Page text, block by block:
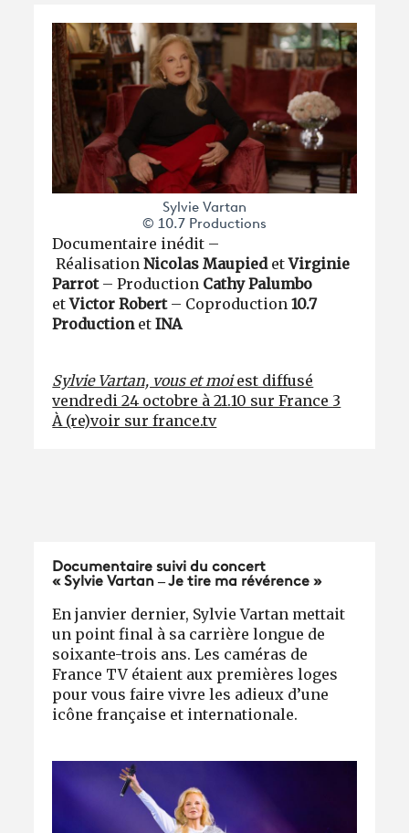
Sylvie Vartan
© 10.7 Productions
Documentaire inédit –
RéalisationNicolas Maupied et Virginie
Parrot– Production Cathy Palumbo
et Victor Robert– Coproduction10.7
Production et INA
Sylvie Vartan, vous et moiest diffusé
vendredi 24 octobre à 21.10 sur France 3
À (re)voir sur france.tv
Documentaire suivi du concert
« Sylvie Vartan – Je tire ma révérence »
En janvier dernier, Sylvie Vartan mettait
un point final à sa carrière longue de
soixante-trois ans. Les caméras de
France TV étaient aux premières loges
pour vous faire vivre les adieux d’une
icône française et internationale.